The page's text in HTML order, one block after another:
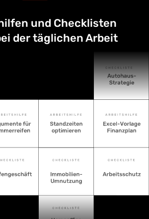
und Checklisten
der täglichen Arbeit